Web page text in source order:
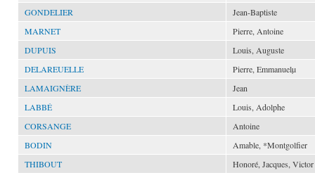
GONDELIER
Jean-Baptiste
MARNET
Pierre, Antoine
DUPUIS
Louis, Auguste
DELAREUELLE
Pierre, Emmanuelµ
LAMAIGNÈRE
Jean
LABBÉ
Louis, Adolphe
CORSANGE
Antoine
BODIN
Amable, *Montgolfier
THIBOUT
Honoré, Jacques, Victor